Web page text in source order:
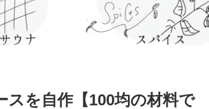
スを自作【100均の材料で